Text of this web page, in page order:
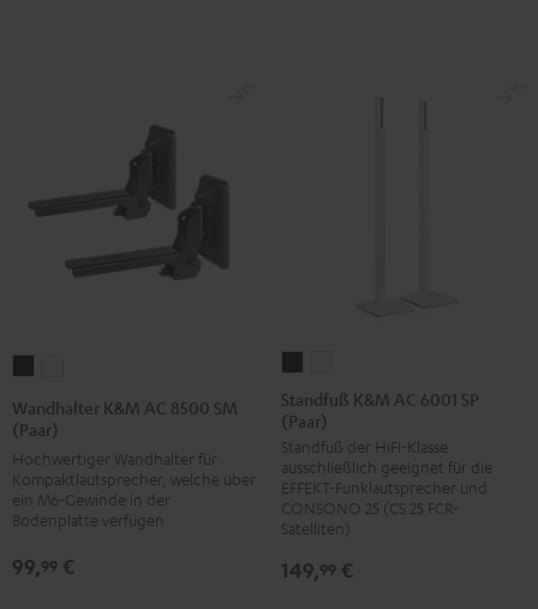
K&M
AC
8500
SM
(Paar)
K&M
8500
SM
(Paar)
Wandhalter K&M AC 8500 SM
(Paar)
Hochwertiger Wandhalter für
Kompaktlautsprecher, welche über
ein M6-Gewinde in der
Bodenplatte verfügen
99,99 €
K&M
AC
6001
SP
(Paar)
Schwarz
K&M
6001
SP
(Paar)
Weiß
Standfuß K&M AC 6001 SP
(Paar)
Standfuß der HiFi-Klasse
ausschließlich geeignet für die
EFFEKT-Funklautsprecher und
CONSONO 25 (CS 25 FCR-
Satelliten)
149,99 €